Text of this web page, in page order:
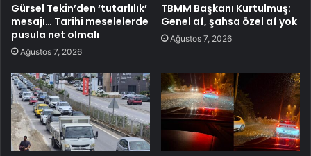
Gürsel Tekin’den ‘tutarlılık’
mesajı… Tarihi meselelerde
pusula net olmalı
Ağustos 7, 2026
TBMM Başkanı Kurtulmuş:
Genel af, şahsa özel af yok
Ağustos 7, 2026